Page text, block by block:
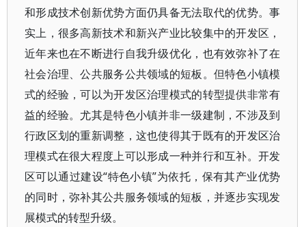
和形成技术创新优势方面仍具备无法取代的优势。事
实上，很多高新技术和新兴产业比较集中的开发区，
近年来也在不断进行自我升级优化，也有效弥补了在
社会治理、公共服务公共领域的短板。但特色小镇模
式的经验，可以为开发区治理模式的转型提供非常有
益的经验。尤其是特色小镇并非一级建制，不涉及到
行政区划的重新调整，这也使得其于既有的开发区治
理模式在很大程度上可以形成一种并行和互补。开发
区可以通过建设“特色小镇”为依托，保有其产业优势
的同时，弥补其公共服务领域的短板，并逐步实现发
展模式的转型升级。